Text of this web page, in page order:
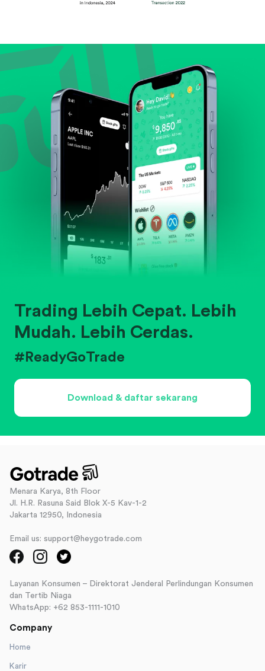
Trading Lebih Cepat. Lebih
Mudah. Lebih Cerdas.
#ReadyGoTrade
Download & daftar sekarang
Menara Karya, 8th Floor
Jl. H.R. Rasuna Said Blok X-5 Kav-1-2
Jakarta 12950, Indonesia
Email us: support@heygotrade.com
Layanan Konsumen – Direktorat Jenderal Perlindungan Konsumen
dan Tertib Niaga
WhatsApp: +62 853-1111-1010
Company
Home
Karir